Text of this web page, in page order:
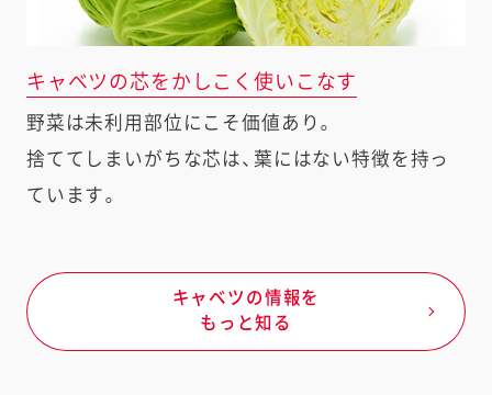
キャベツの芯をかしこく使いこなす
野菜は未利用部位にこそ価値あり。
捨ててしまいがちな芯は、葉にはない特徴を持っ
ています。
キャベツの情報を
もっと知る